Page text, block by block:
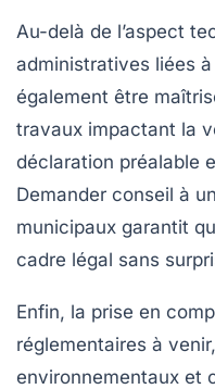
Au-delà de l’aspect
administratives liées
également être
travaux impactant la
déclaration préalable
Demander conseil à
municipaux garantit
cadre légal sans
Enfin, la prise en
réglementaires à
environnementaux et